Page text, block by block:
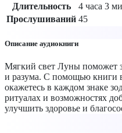
Длительность
4 часа 3
Прослушиваний 45
Описание аудиокниги
Мягкий свет Луны поможет
и разума. С помощью книги
окажетесь в каждом знаке
ритуалах и возможностях
улучшить здоровье и